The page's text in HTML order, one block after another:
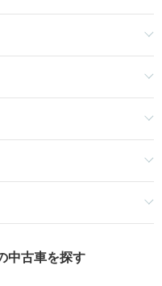
中古車を探す